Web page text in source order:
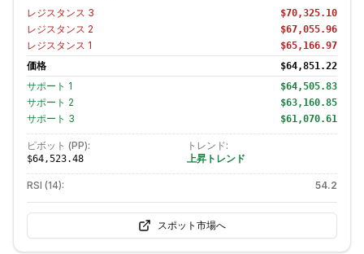
レジスタンス 3 $70,325.10
レジスタンス 2 $67,055.96
レジスタンス 1 $65,166.97
価格 $64,851.22
サポート 1 $64,505.83
サポート 2 $63,160.85
サポート 3 $61,070.61
ピボット (PP):
$64,523.48
トレンド:
上昇トレンド
RSI (14): 54.2
スポット市場へ